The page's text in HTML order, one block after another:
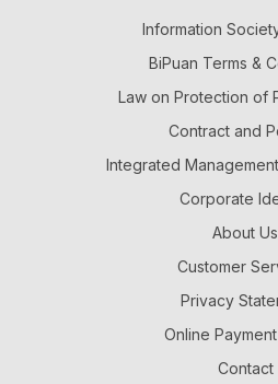
Information
BiPuan Terms &
Law on Protection of
Contract and
Integrated
Corporate
About Us
Customer
Privacy
Online
Contact